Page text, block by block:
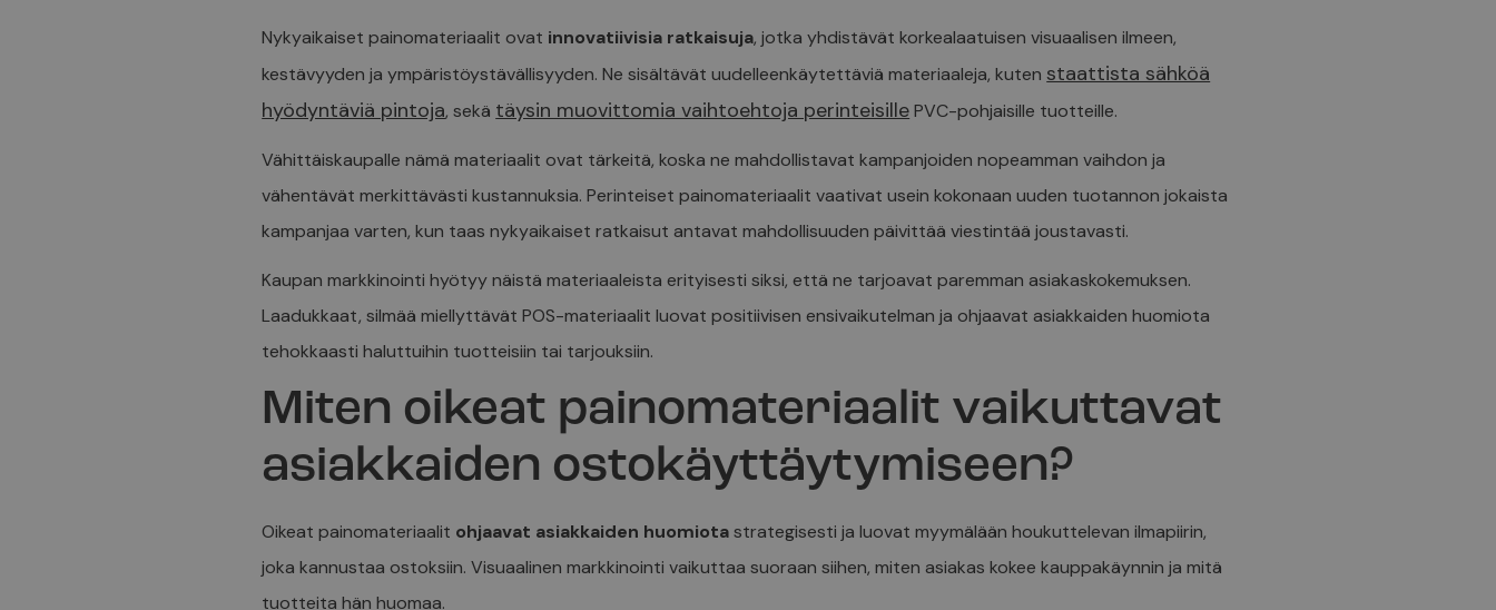
Nykyaikaiset painomateriaalit ovat innovatiivisia ratkaisuja, jotka yhdistävät korkealaatuisen visuaalisen ilmeen,
kestävyyden ja ympäristöystävällisyyden. Ne sisältävät uudelleenkäytettäviä materiaaleja, kutenstaattista sähköä
hyödyntäviä pintoja, sekä täysin muovittomia vaihtoehtoja perinteisillePVC-pohjaisille tuotteille.
Vähittäiskaupalle nämä materiaalit ovat tärkeitä, koska ne mahdollistavat kampanjoiden nopeamman vaihdon ja
vähentävät merkittävästi kustannuksia. Perinteiset painomateriaalit vaativat usein kokonaan uuden tuotannon jokaista
kampanjaa varten, kun taas nykyaikaiset ratkaisut antavat mahdollisuuden päivittää viestintää joustavasti.
Kaupan markkinointi hyötyy näistä materiaaleista erityisesti siksi, että ne tarjoavat paremman asiakaskokemuksen.
Laadukkaat, silmää miellyttävät POS-materiaalit luovat positiivisen ensivaikutelman ja ohjaavat asiakkaiden huomiota
tehokkaasti haluttuihin tuotteisiin tai tarjouksiin.
Miten oikeat painomateriaalit vaikuttavat
asiakkaiden ostokäyttäytymiseen?
Oikeat painomateriaalit ohjaavat asiakkaiden huomiotastrategisesti ja luovat myymälään houkuttelevan ilmapiirin,
joka kannustaa ostoksiin. Visuaalinen markkinointi vaikuttaa suoraan siihen, miten asiakas kokee kauppakäynnin ja mitä
tuotteita hän huomaa.